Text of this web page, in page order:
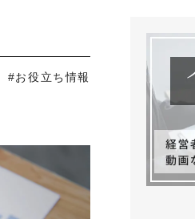
#お役立ち情報